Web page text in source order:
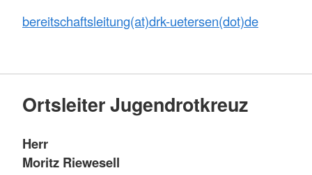
bereitschaftsleitung(at)drk-uetersen(dot)de
Ortsleiter Jugendrotkreuz
Herr
Moritz Riewesell